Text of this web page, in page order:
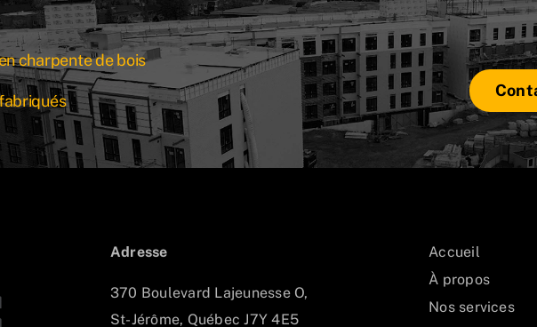
charpente de bois
Adresse
370 Boulevard Lajeunesse O,
St-Jérôme, Québec J7Y 4E5
Accueil
À propos
Nos services